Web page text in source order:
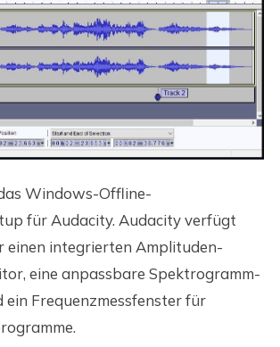
Windows-Offline-
für Audacity. Audacity verfügt
einen integrierten Amplituden-
eine anpassbare Spektrogramm-
ein Frequenzmessfenster für